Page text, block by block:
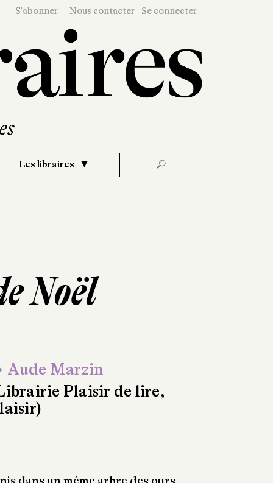
S'abonner Nous contacter Se connecter
Les libraires 🔎
Noël
Aude Marzin
Plaisir de lire,